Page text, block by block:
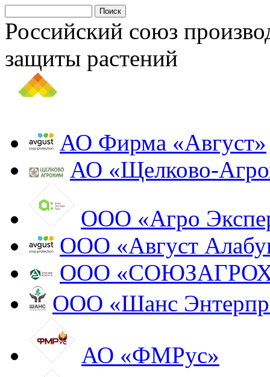
Российский союз
защиты растений
АО Фирма «Август»
АО «Щелково-
ООО «Агро
ООО «Август
ООО
ООО «Шанс
АО «ФМРус»